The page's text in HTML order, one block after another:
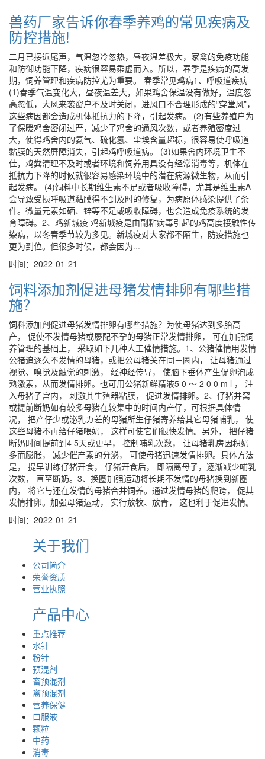
兽药厂家告诉你春季养鸡的常见疾病及
防控措施!
二月已接近尾声，气温忽冷忽热，昼夜温差极大，家禽的免疫功能
和防御功能下降，疾病很容易乘虚而入。所以，春季是疾病的高发
期，饲养管理和疾病防控尤为重要。 春季常见鸡病1、呼吸道疾病
(1)春季气温变化大，昼夜温差大，如果鸡舍保温没有做好，温度忽
高忽低，大风来袭窗户不及时关闭，进风口不合理形成的“穿堂风”，
这些病因都会造成机体抵抗力的下降，引起发病。 (2)有些养殖户为
了保暖鸡舍密闭过严，减少了鸡舍的通风次数，或者养殖密度过
大，使得鸡舍内的氨气、硫化氢、尘埃含量超标，很容易使呼吸道
黏膜的天然屏障消失，引起鸡呼吸道病。 (3)如果舍内环境卫生不
佳，鸡粪清理不及时或者环境和饲养用具没有经常消毒等，机体在
抵抗力下降的时候就很容易感染环境中的潜在病源微生物，从而引
起发病。 (4)饲料中长期维生素不足或者吸收障碍，尤其是维生素A
会导致受损呼吸道黏膜得不到及时的修复，为病原体感染提供了条
件。微量元素如硒、锌等不足或吸收障碍，也会造成免疫系统的发
育障碍。2、鸡新城疫 鸡新城疫是由副粘病毒引起的鸡高度接触性传
染病，以冬春季节较为多见。新城疫对大家都不陌生，防疫措施也
更为到位。但很多时候，都会因为...
时间：2022-01-21
饲料添加剂促进母猪发情排卵有哪些措
施？
饲料添加剂促进母猪发情排卵有哪些措施？为使母猪达到多胎高
产， 促使不发情母猪或屡配不孕的母猪正常发情排卵， 可在加强饲
养管理的基础上， 采取如下几种人工催情措施。1、公猪催情用发情
公猪追逐久不发情的母猪，或把公母猪关在同－圈内， 让母猪通过
视觉、嗅觉及触觉的刺激， 经神经传导， 使脑下垂体产生促卵泡成
熟激素，从而发情排卵。也可用公猪新鲜精液5 0 ～ 2 0 0 m l ， 注
入母猪子宫内， 刺激其生殖器粘膜， 促进发情排卵。2、仔猪并窝
或提前断奶如有较多母猪在较集中的时间内产仔，可根据具体情
况， 把产仔少或泌乳カ差的母猪所生仔猪寄养给其它母猪哺乳， 使
这些母猪不再给仔猪喂奶， 这样可使它们很快发情。另外， 把仔猪
断奶时间提前到4 5天或更早， 控制哺乳次数， 让母猪乳房因积奶
多而膨胀， 减少催产素的分泌， 可使母猪迅速发情排卵。具体方法
是， 提早训练仔猪开食， 仔猪开食后， 即隔离母子，逐渐减少哺乳
次数， 直至断奶。3、换圈加强运动将长期不发情的母猪换到新圈
内， 将它与还在发情的母猪合并饲养。通过发情母猪的爬跨， 促其
发情排卵。加强母猪运动， 实行放牧、放青， 这也利于促进发情。
时间：2022-01-21
关于我们
公司简介
荣誉资质
营业执照
产品中心
重点推荐
水针
粉针
预混剂
畜预混剂
禽预混剂
营养保健
口服液
颗粒
中药
消毒